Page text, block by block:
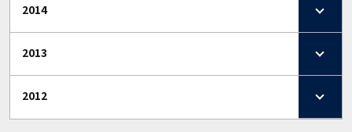
2014
2013
2012